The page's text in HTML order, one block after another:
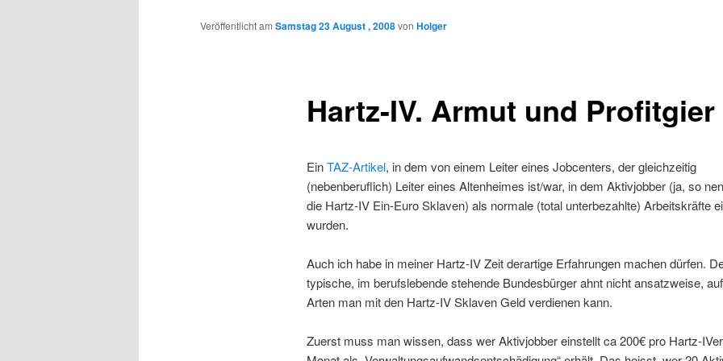
Inhalt
Hartz-IV. Armut und Profitgier
Veröffentlicht am Samstag 23 August , 2008von Holger
EinTAZ-Artikel, in dem von einem Leiter eines Jobcenters, der gleichzeitig
(nebenberuflich) Leiter eines Altenheimes ist/war, in dem Aktivjobber (ja, so
die Hartz-IV Ein-Euro Sklaven) als normale (total unterbezahlte) Arbeitskräfte
wurden.
Auch ich habe in meiner Hartz-IV Zeit derartige Erfahrungen machen dürfen.
typische, im berufslebende stehende Bundesbürger ahnt nicht ansatzweise,
Arten man mit den Hartz-IV Sklaven Geld verdienen kann.
Zuerst muss man wissen, dass wer Aktivjobber einstellt ca 200€ pro Hartz-